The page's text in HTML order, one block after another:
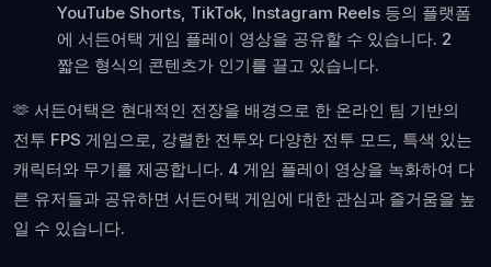
YouTube Shorts, TikTok, Instagram Reels 등의 플랫폼
에 서든어택 게임 플레이 영상을 공유할 수 있습니다. 2
짧은 형식의 콘텐츠가 인기를 끌고 있습니다.
🫶 서든어택은 현대적인 전장을 배경으로 한 온라인 팀 기반의
전투 FPS 게임으로, 강렬한 전투와 다양한 전투 모드, 특색 있는
캐릭터와 무기를 제공합니다. 4 게임 플레이 영상을 녹화하여 다
른 유저들과 공유하면 서든어택 게임에 대한 관심과 즐거움을 높
일 수 있습니다.